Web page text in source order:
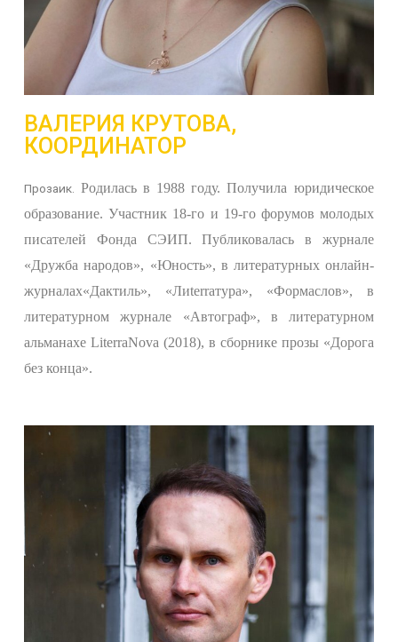
ВАЛЕРИЯ КРУТОВА,
КООРДИНАТОР
Прозаик. Родилась в 1988 году. Получила юридическое
образование. Участник 18-го и 19-го форумов молодых
писателей Фонда СЭИП. Публиковалась в журнале
«Дружба народов», «Юность», в литературных онлайн-
журналах«Дактиль», «Лиterraтура», «Формаслов», в
литературном журнале «Автограф», в литературном
альманахе LiterraNova (2018), в сборнике прозы «Дорога
без конца».